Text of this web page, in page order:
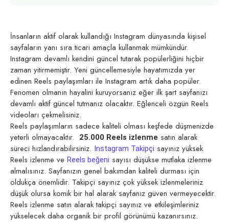
İnsanların aktif olarak kullandığı Instagram dünyasında kişisel
sayfaların yanı sıra ticari amaçla kullanmak mümkündür.
Instagram devamlı kendini güncel tutarak popülerliğini hiçbir
zaman yitirmemiştir. Yeni güncellemesiyle hayatımızda yer
edinen Reels paylaşımları ile Instagram artık daha popüler.
Fenomen olmanın hayalini kuruyorsanız eğer ilk şart sayfanızı
devamlı aktif güncel tutmanız olacaktır. Eğlenceli özgün Reels
videoları çekmelisiniz.
Reels paylaşımların sadece kaliteli olması keşfede düşmenizde
yeterli olmayacaktır.
25.000 Reels izlenme satın alarak
süreci hızlandırabilirsiniz. Instagram Takipçi sayınız yüksek
Reels izlenme ve Reels beğeni sayısı düşükse mutlaka izlenme
almalısınız. Sayfanızın genel bakımdan kaliteli durması için
oldukça önemlidir. Takipçi sayınız çok yüksek izlenmeleriniz
düşük olursa komik bir hal alarak sayfanız güven vermeyecektir.
Reels izlenme satın alarak takipçi sayınız ve etkileşimleriniz
yükselecek daha organik bir profil görünümü kazanırsınız.